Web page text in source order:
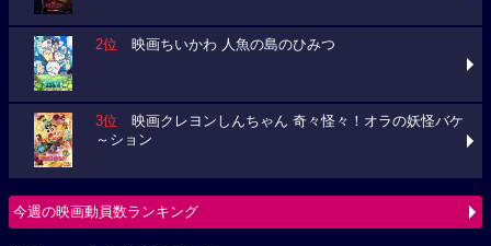
2位 映画ちいかわ 人魚の島のひみつ
3位 映画クレヨンしんちゃん 奇々怪々！オラの妖怪バケ
～ション
今週の映画動員数ランキング